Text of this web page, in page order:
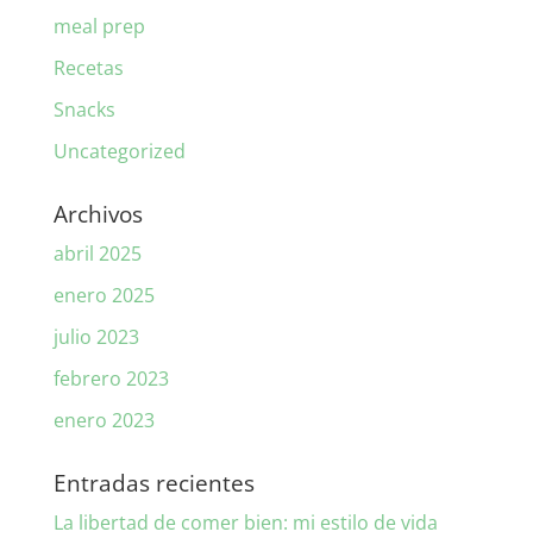
meal prep
Recetas
Snacks
Uncategorized
Archivos
abril 2025
enero 2025
julio 2023
febrero 2023
enero 2023
Entradas recientes
La libertad de comer bien: mi estilo de vida